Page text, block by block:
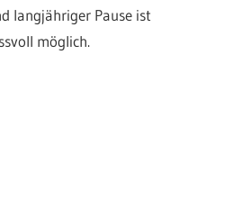
langjähriger Pause ist
möglich.